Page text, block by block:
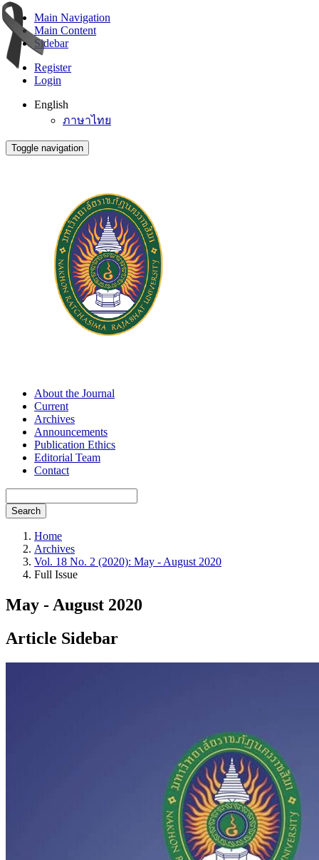
Main Navigation
Main Content
Sidebar
Register
Login
English
ภาษาไทย
Toggle navigation
About the Journal
Current
Archives
Announcements
Publication Ethics
Editorial Team
Contact
Search
Home
Archives
Vol. 18 No. 2 (2020): May - August 2020
Full Issue
May - August 2020
Article Sidebar